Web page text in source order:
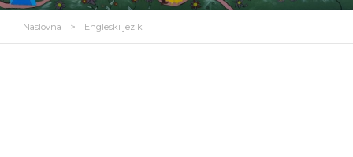
Naslovna > Engleski jezik